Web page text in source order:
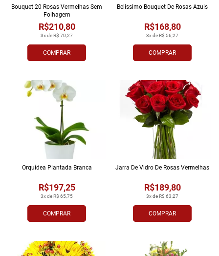
COMPRAR
3x de R$ 70,27
R$210,80
Bouquet 20 Rosas Vermelhas Sem
Folhagem
COMPRAR
3x de R$ 56,27
R$168,80
Belíssimo Bouquet De Rosas Azuis
COMPRAR
3x de R$ 65,75
R$197,25
Orquídea Plantada Branca
COMPRAR
3x de R$ 63,27
R$189,80
Jarra De Vidro De Rosas Vermelhas